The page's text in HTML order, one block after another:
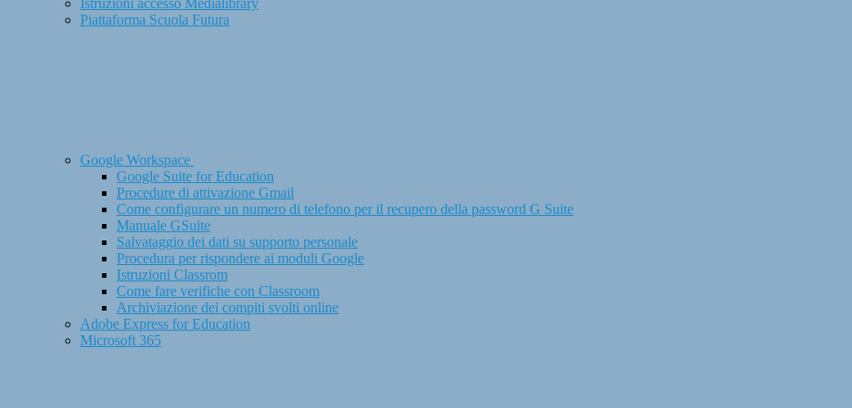
Istruzioni accesso Medialibrary
Piattaforma Scuola Futura
Google Workspace
Google Suite for Education
Procedure di attivazione Gmail
Come configurare un numero di telefono per il recupero della password G Suite
Manuale GSuite
Salvataggio dei dati su supporto personale
Procedura per rispondere ai moduli Google
Istruzioni Classrom
Come fare verifiche con Classroom
Archiviazione dei compiti svolti online
Adobe Express for Education
Microsoft 365